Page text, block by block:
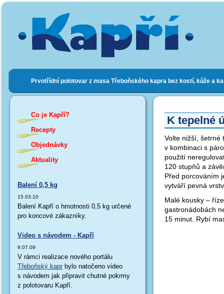
Prvotřídní polotovar z masa Třeboňského kapra bez kostí, kůže a
K tepelné
Volte nižší, šetrné
v kombinaci s
použití
120 stupňů a
Před porcováním
vytváří pevná
Malé kousky –
gastronádobách
15 minut. Rybí
Co je Kapří?
Recepty
Objednávky
Aktuality
Balení 0,5 kg
15.03.10
Balení Kapří o hmotnosti 0,5 kg určené
pro koncové zákazníky.
Video s návodem - Kapří
9.07.09
V rámci realizace nového portálu
Třeboňský kapr bylo natočeno video
s návodem jak připravit chutné pokrmy
z polotovaru Kapří.